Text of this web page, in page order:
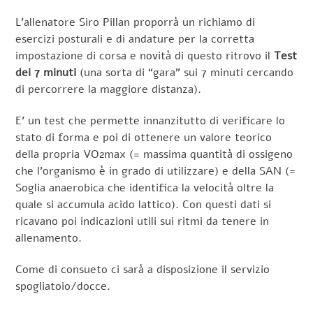
L’allenatore Siro Pillan proporrà un richiamo di
esercizi posturali e di andature per la corretta
impostazione di corsa e novità di questo ritrovo ilTest
dei 7 minuti (una sorta di “gara” sui 7 minuti cercando
di percorrere la maggiore distanza).
E’ un test che permette innanzitutto di verificare lo
stato di forma e poi di ottenere un valore teorico
della propria VO2max (= massima quantità di ossigeno
che l’organismo è in grado di utilizzare) e della SAN (=
Soglia anaerobica che identifica la velocità oltre la
quale si accumula acido lattico). Con questi dati si
ricavano poi indicazioni utili sui ritmi da tenere in
allenamento.
Come di consueto ci sarà a disposizione il servizio
spogliatoio/docce.